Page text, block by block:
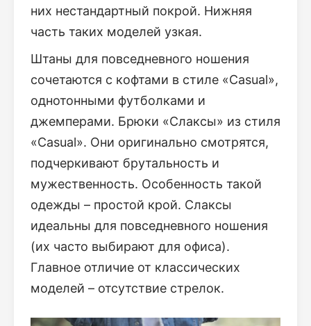
них нестандартный покрой. Нижняя
часть таких моделей узкая.
Штаны для повседневного ношения
сочетаются с кофтами в стиле «Casual»,
однотонными футболками и
джемперами. Брюки «Слаксы» из стиля
«Casual». Они оригинально смотрятся,
подчеркивают брутальность и
мужественность. Особенность такой
одежды – простой крой. Слаксы
идеальны для повседневного ношения
(их часто выбирают для офиса).
Главное отличие от классических
моделей – отсутствие стрелок.